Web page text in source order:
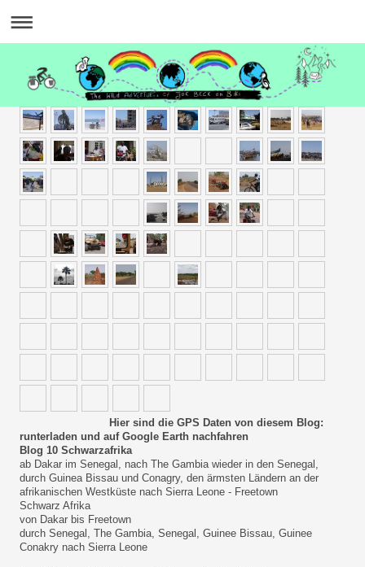
Hier sind die GPS Daten von diesem Blog:
runterladen und auf Google Earth nachfahren
Blog 10 Schwarzafrika
ab Dakar im Senegal, nach The Gambia wieder in den Senegal,
durch Guinea Bissau und Conagry, den ärmsten Ländern an der
afrikanischen Westküste nach Sierra Leone - Freetown
Schwarz Afrika
von Dakar bis Freetown
durch Senegal, The Gambia, Senegal, Guinee Bissau, Guinee
Conakry nach Sierra Leone